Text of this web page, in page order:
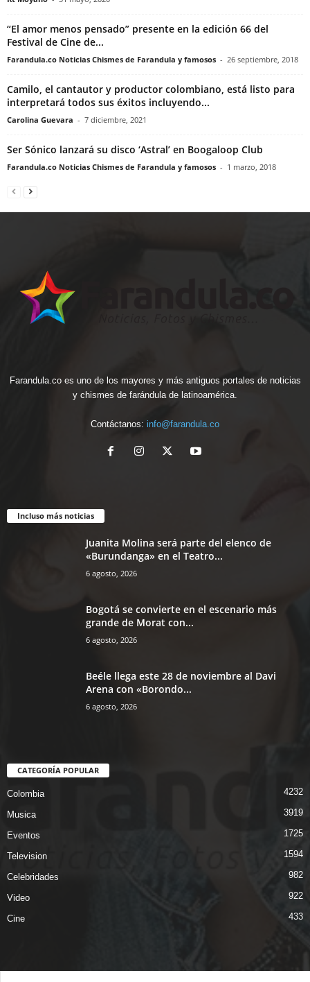
“El amor menos pensado” presente en la edición 66 del
Festival de Cine de...
Farandula.co Noticias Chismes de Farandula y famosos - 26 septiembre, 2018
Camilo, el cantautor y productor colombiano, está listo para
interpretará todos sus éxitos incluyendo...
Carolina Guevara - 7 diciembre, 2021
Ser Sónico lanzará su disco ‘Astral’ en Boogaloop Club
Farandula.co Noticias Chismes de Farandula y famosos - 1 marzo, 2018
Farandula.co es uno de los mayores y más antiguos portales de noticias
y chismes de farándula de latinoamérica.
Contáctanos: info@farandula.co
Incluso más noticias
Juanita Molina será parte del elenco de
«Burundanga» en el Teatro...
6 agosto, 2026
Bogotá se convierte en el escenario más
grande de Morat con...
6 agosto, 2026
Beéle llega este 28 de noviembre al Davi
Arena con «Borondo...
6 agosto, 2026
CATEGORÍA POPULAR
Colombia 4232
Musica 3919
Eventos 1725
Television 1594
Celebridades 982
Video 922
Cine 433